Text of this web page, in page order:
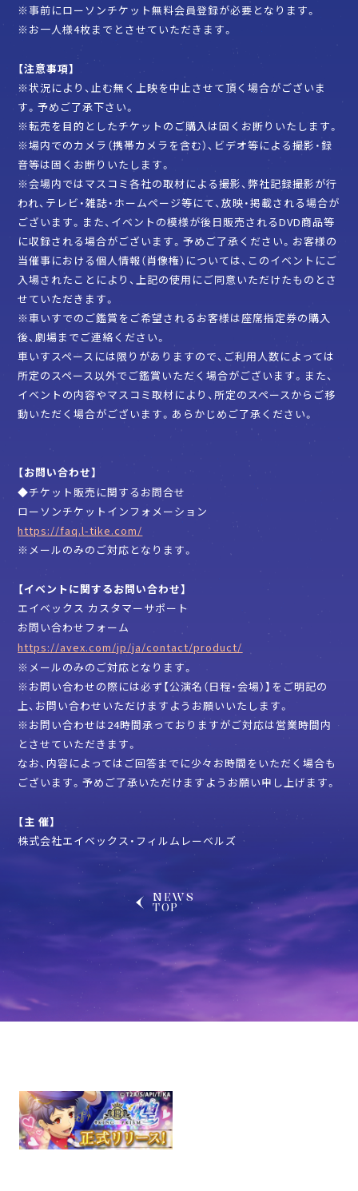
※事前にローソンチケット無料会員登録が必要となります。
※お一人様4枚までとさせていただきます。
【注意事項】
※状況により、止む無く上映を中止させて頂く場合がございま
す。予めご了承下さい。
※転売を目的としたチケットのご購入は固くお断りいたします。
※場内でのカメラ（携帯カメラを含む）、ビデオ等による撮影・録
音等は固くお断りいたします。
※会場内ではマスコミ各社の取材による撮影、弊社記録撮影が行
われ、テレビ・雑誌・ホームページ等にて、放映・掲載される場合が
ございます。また、イベントの模様が後日販売されるDVD商品等
に収録される場合がございます。予めご了承ください。お客様の
当催事における個人情報（肖像権）については、このイベントにご
入場されたことにより、上記の使用にご同意いただけたものとさ
せていただきます。
※車いすでのご鑑賞をご希望されるお客様は座席指定券の購入
後、劇場までご連絡ください。
車いすスペースには限りがありますので、ご利用人数によっては
所定のスペース以外でご鑑賞いただく場合がございます。また、
イベントの内容やマスコミ取材により、所定のスペースからご移
動いただく場合がございます。あらかじめご了承ください。
【お問い合わせ】
◆チケット販売に関するお問合せ
ローソンチケットインフォメーション
https://faq.l-tike.com/
※メールのみのご対応となります。
【イベントに関するお問い合わせ】
エイベックス カスタマーサポート
お問い合わせフォーム
https://avex.com/jp/ja/contact/product/
※メールのみのご対応となります。
※お問い合わせの際には必ず【公演名（日程・会場）】をご明記の
上、お問い合わせいただけますようお願いいたします。
※お問い合わせは24時間承っておりますがご対応は営業時間内
とさせていただきます。
なお、内容によってはご回答までに少々お時間をいただく場合も
ございます。予めご了承いただけますようお願い申し上げます。
【主 催】
株式会社エイベックス・フィルムレーベルズ
NEWS
TOP